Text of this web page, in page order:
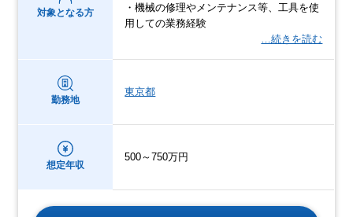
対象となる方
・機械の修理やメンテナンス等、工具を使
用しての業務経験
…続きを読む
勤務地
東京都
想定年収
500～750万円